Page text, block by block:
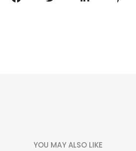
YOU MAY ALSO LIKE